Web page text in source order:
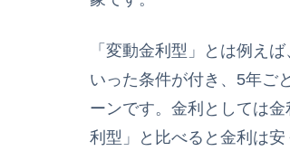
「変動金利型」とは例え
いった条件が付き、5年ご
ーンです。金利としては
利型」と比べると金利は安